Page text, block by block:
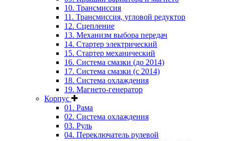
10. Трансмиссия
11. Трансмиссия, угловой редуктор
12. Сцепление
13. Механизм выбора передач
14. Стартер электрический
15. Стартер механический
16. Система смазки (до 2014)
17. Система смазки (с 2014)
18. Система охлаждения
19. Магнето-генератор
Корпус
01. Рама
02. Система охлаждения
03. Руль
04. Переключатель рулевой